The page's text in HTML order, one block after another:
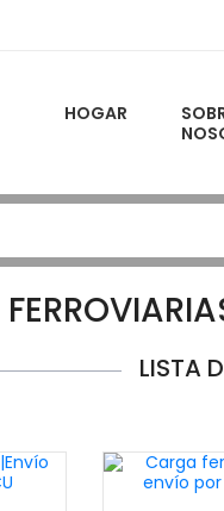
HOGAR
LISTA